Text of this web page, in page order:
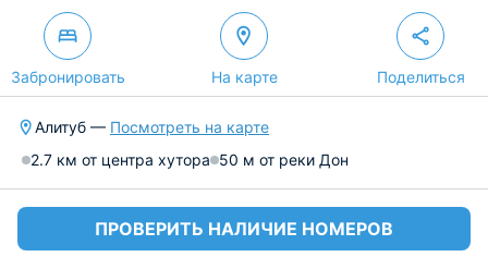
Забронировать На карте Поделиться
Алитуб — Посмотреть на карте
2.7 км от центра хутора 50 м от реки Дон
ПРОВЕРИТЬ НАЛИЧИЕ НОМЕРОВ